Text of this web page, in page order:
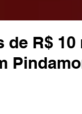
de R$